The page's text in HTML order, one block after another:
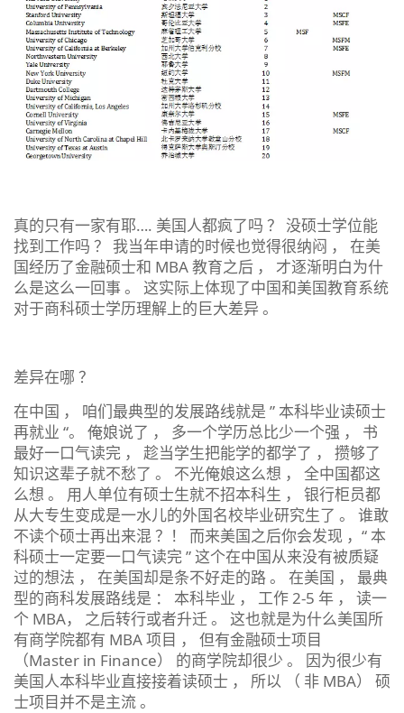
真的只有一家有耶…. 美国人都疯了吗 ？ 没硕士学位能
找到工作吗 ？ 我当年申请的时候也觉得很纳闷 ， 在美
国经历了金融硕士和 MBA 教育之后 ， 才逐渐明白为什
么是这么一回事 。 这实际上体现了中国和美国教育系统
对于商科硕士学历理解上的巨大差异 。
差异在哪 ？
在中国 ， 咱们最典型的发展路线就是 ” 本科毕业读硕士
再就业 “。 俺娘说了 ， 多一个学历总比少一个强 ， 书
最好一口气读完 ， 趁当学生把能学的都学了 ， 攒够了
知识这辈子就不愁了 。 不光俺娘这么想 ， 全中国都这
么想 。 用人单位有硕士生就不招本科生 ， 银行柜员都
从大专生变成是一水儿的外国名校毕业研究生了 。 谁敢
不读个硕士再出来混 ？！ 而来美国之后你会发现 ，“ 本
科硕士一定要一口气读完 ” 这个在中国从来没有被质疑
过的想法 ， 在美国却是条不好走的路 。 在美国 ， 最典
型的商科发展路线是 ： 本科毕业 ， 工作 2-5 年 ， 读一
个 MBA， 之后转行或者升迁 。 这也就是为什么美国所
有商学院都有 MBA 项目 ， 但有金融硕士项目
（Master in Finance） 的商学院却很少 。 因为很少有
美国人本科毕业直接接着读硕士 ， 所以 （ 非 MBA） 硕
士项目并不是主流 。